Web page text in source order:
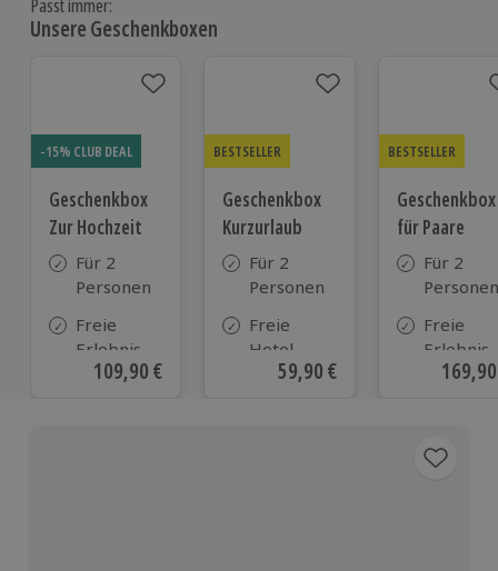
Unsere Geschenkboxen
-15% CLUB DEAL
Geschenkbox
Zur Hochzeit
Für 2
Personen
Freie
Erlebnis-
Auswahl
Aktueller Preis
109,90 €
BESTSELLER
Geschenkbox
Kurzurlaub
Für 2
Personen
Freie
Hotel-
Auswahl
Aktueller Preis
59,90 €
BESTSELLER
Geschenkbox
für Paare
Für 2
Personen
Freie
Erlebnis-
Auswahl